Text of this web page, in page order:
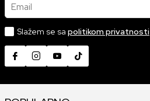
Email
Slažem se sa politikom privatnosti